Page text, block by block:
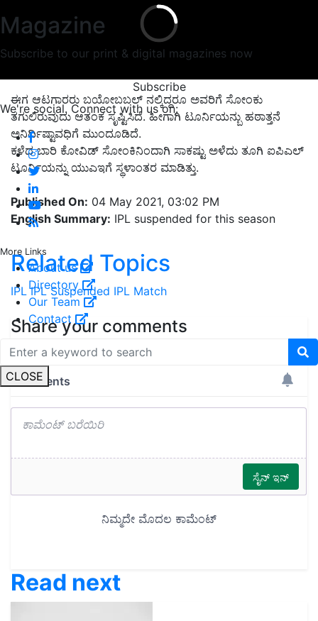
Magazine
Subscribe to our print & digital magazines now
Subscribe
We're social. Connect with us on:
More Links
About us
Directory
Our Team
Contact
CLOSE
ಈಗ ಆಟಗಾರರು ಬಯೋಬಬಲ್ ನಲ್ಕಿದ್ದರೂ ಅವರಿಗೆ ಸೋಂಕು
ತಗುಲಿರುವುದು ಆತಂಕ ಸೃಷ್ಟಿಸಿದೆ. ಹೀಗಾಗಿ ಟೂರ್ನಿಯನ್ಬು ಹಠಾತ್ತನೆ
ಅನಿರ್ದಿಷ್ಟಾವಧಿಗೆ ಮುಂದೂಡಿದೆ.
ಕಳೆದ ಬಾರಿ ಕೋವಿಡ್ ಸೋಂಕಿನಿಂದಾಗಿ ಸಾಕಷ್ಟು ಅಳೆದು ತೂಗಿ ಐಪಿಎಲ್
ಟೂರ್ನಿಯನ್ನು ಯುಎಇಗೆ ಸ್ಥಳಾಂತರ ಮಾಡಿತ್ತು.
Published On: 04 May 2021, 03:02 PM
English Summary: IPL suspended for this season
Related Topics
IPL IPL Suspended IPL Match
Share your comments
Read next